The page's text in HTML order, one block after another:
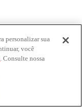
personalizar sua
você
. Consulte nossa